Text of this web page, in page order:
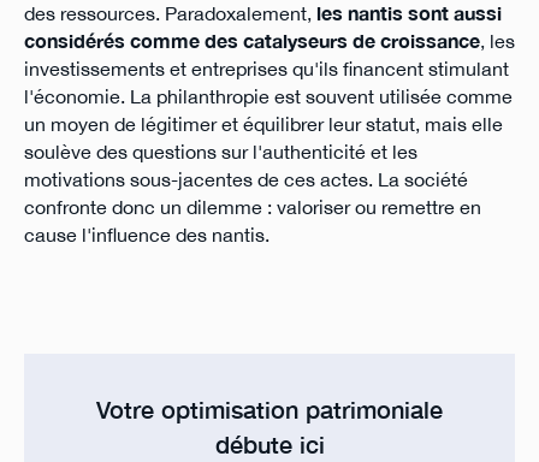
des ressources. Paradoxalement, les nantis sont aussi
considérés comme des catalyseurs de croissance, les
investissements et entreprises qu'ils financent stimulant
l'économie. La philanthropie est souvent utilisée comme
un moyen de légitimer et équilibrer leur statut, mais elle
soulève des questions sur l'authenticité et les
motivations sous-jacentes de ces actes. La société
confronte donc un dilemme : valoriser ou remettre en
cause l'influence des nantis.
Votre optimisation patrimoniale
débute ici